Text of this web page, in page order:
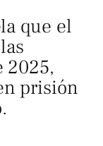
que el
2025,
prisión